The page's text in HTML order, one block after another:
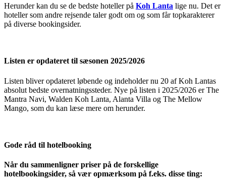
Herunder kan du se de bedste hoteller på Koh Lanta lige nu. Det er
hoteller som andre rejsende taler godt om og som får topkarakterer
på diverse bookingsider.
Listen er opdateret til sæsonen 2025/2026
Listen bliver opdateret løbende og indeholder nu 20 af Koh Lantas
absolut bedste overnatningssteder. Nye på listen i 2025/2026 er The
Mantra Navi, Walden Koh Lanta, Alanta Villa og The Mellow
Mango, som du kan læse mere om herunder.
Gode råd til hotelbooking
Når du sammenligner priser på de forskellige
hotelbookingsider, så vær opmærksom på f.eks. disse ting: